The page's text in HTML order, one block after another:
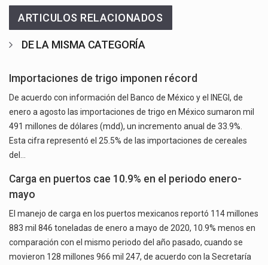
ARTICULOS RELACIONADOS
DE LA MISMA CATEGORÍA
Importaciones de trigo imponen récord
De acuerdo con información del Banco de México y el INEGI, de
enero a agosto las importaciones de trigo en México sumaron mil
491 millones de dólares (mdd), un incremento anual de 33.9%.
Esta cifra representó el 25.5% de las importaciones de cereales
del…
Carga en puertos cae 10.9% en el periodo enero-
mayo
El manejo de carga en los puertos mexicanos reportó 114 millones
883 mil 846 toneladas de enero a mayo de 2020, 10.9% menos en
comparación con el mismo periodo del año pasado, cuando se
movieron 128 millones 966 mil 247, de acuerdo con la Secretaría